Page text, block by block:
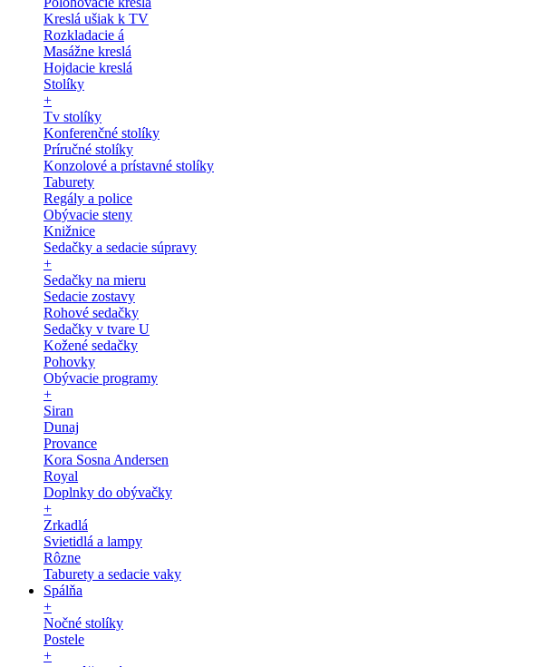
Kreslá ušiak k TV
Rozkladacie á
Masážne kreslá
Hojdacie kreslá
Stolíky
+
Tv stolíky
Konferenčné stolíky
Príručné stolíky
Konzolové a prístavné stolíky
Taburety
Regály a police
Obývacie steny
Knižnice
Sedačky a sedacie súpravy
+
Sedačky na mieru
Sedacie zostavy
Rohové sedačky
Sedačky v tvare U
Kožené sedačky
Pohovky
Obývacie programy
+
Siran
Dunaj
Provance
Kora Sosna Andersen
Royal
Doplnky do obývačky
+
Zrkadlá
Svietidlá a lampy
Rôzne
Taburety a sedacie vaky
Spálňa
+
Nočné stolíky
Postele
+